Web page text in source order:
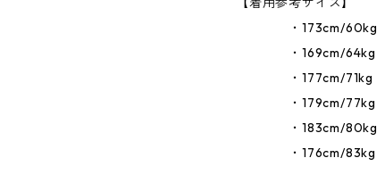
・173cm/60kg
・169cm/64kg
・177cm/71kg
・179cm/77kg
・183cm/80kg
・176cm/83kg